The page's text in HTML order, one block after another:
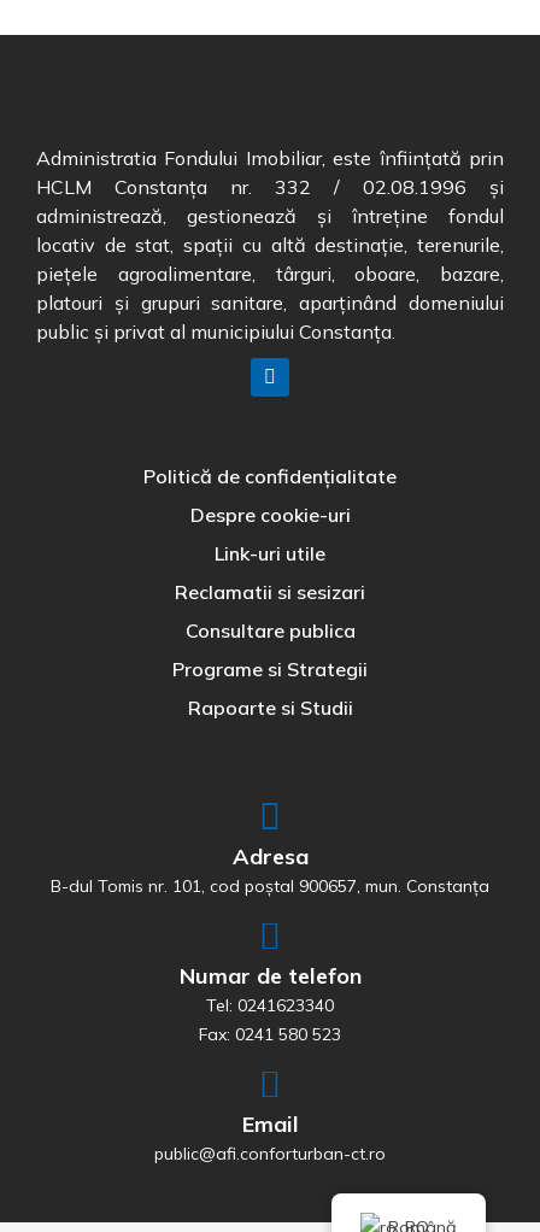
Administratia Fondului Imobiliar, este înființată prin
HCLM Constanța nr. 332 / 02.08.1996 și
administrează, gestionează și întreține fondul
locativ de stat, spații cu altă destinație, terenurile,
piețele agroalimentare, târguri, oboare, bazare,
platouri și grupuri sanitare, aparținând domeniului
public și privat al municipiului Constanța.
Politică de confidențialitate
Despre cookie-uri
Link-uri utile
Reclamatii si sesizari
Consultare publica
Programe si Strategii
Rapoarte si Studii
Adresa
B-dul Tomis nr. 101, cod poștal 900657, mun. Constanța
Numar de telefon
Tel: 0241623340
Fax: 0241 580 523
Email
public@afi.conforturban-ct.ro
Română